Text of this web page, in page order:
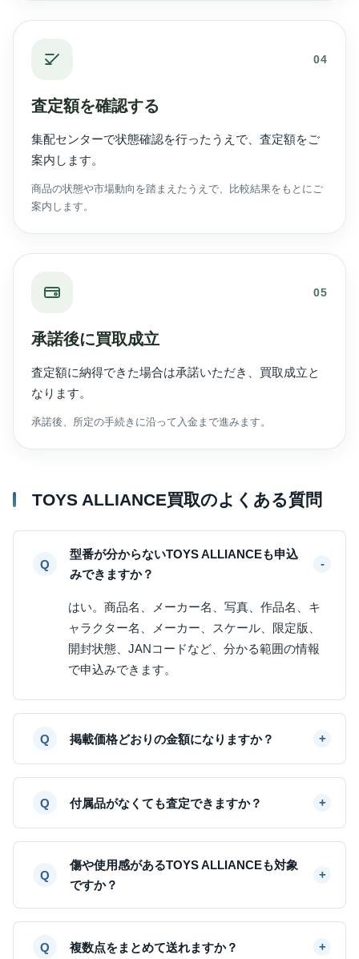
04
査定額を確認する
集配センターで状態確認を行ったうえで、査定額をご
案内します。
商品の状態や市場動向を踏まえたうえで、比較結果をもとにご
案内します。
05
承諾後に買取成立
査定額に納得できた場合は承諾いただき、買取成立と
なります。
承諾後、所定の手続きに沿って入金まで進みます。
TOYS ALLIANCE買取のよくある質問
型番が分からないTOYS ALLIANCEも申込
みできますか？
はい。商品名、メーカー名、写真、作品名、キ
ャラクター名、メーカー、スケール、限定版、
開封状態、JANコードなど、分かる範囲の情報
で申込みできます。
掲載価格どおりの金額になりますか？
付属品がなくても査定できますか？
傷や使用感があるTOYS ALLIANCEも対象
ですか？
複数点をまとめて送れますか？